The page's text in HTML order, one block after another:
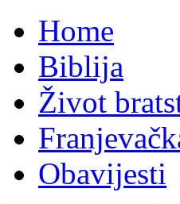
Home
Biblija
Život
Obavijesti